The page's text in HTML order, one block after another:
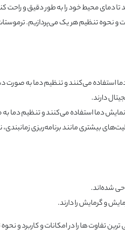
دمای محیط خود را به طور دقیق و راحت
و نحوه تنظیم هر یک می‌پردازیم.
استفاده می‌کنند و تنظیم دما به
دارند.
دما استفاده می‌کنند و تنظیم دما به
بیشتری مانند برنامه‌ریزی
شده‌اند.
و گرمایش را دارند.
تفاوت ها را در امکانات و کاربرد و